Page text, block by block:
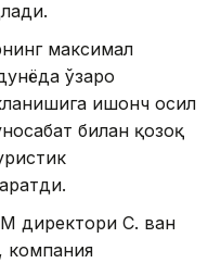
максимал
ўзаро
ишонч ҳосил
билан қозоқ
директори С. ван
компания